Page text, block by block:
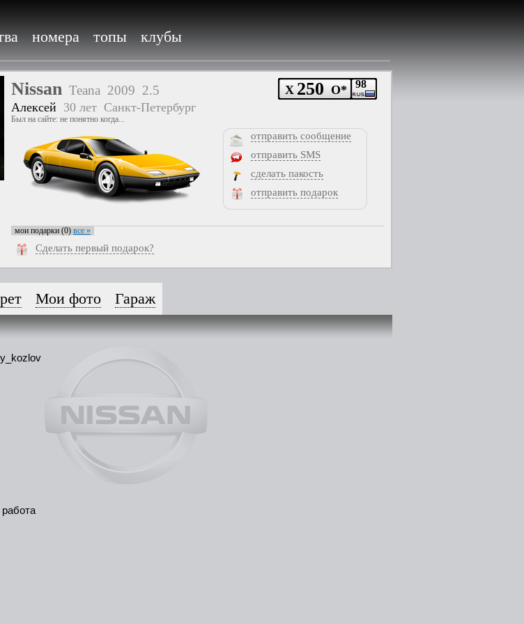
номера топы клубы
Nissan Teana 2009 2.5 Х 250 О* 98
Алексей 30 лет Санкт-Петербург
Был на сайте: не понятно когда...
отправить сообщение
отправить SMS
сделать пакость
отправить подарок
мои подарки (0) все »
Сделать первый подарок?
Мои фото Гараж